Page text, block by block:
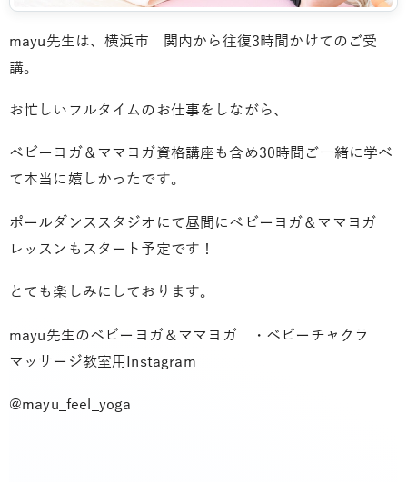
mayu先生は、横浜市 関内から往復3時間かけてのご受
講。
お忙しいフルタイムのお仕事をしながら、
ベビーヨガ＆ママヨガ資格講座も含め30時間ご一緒に学べ
て本当に嬉しかったです。
ポールダンススタジオにて昼間にベビーヨガ＆ママヨガ
レッスンもスタート予定です！
とても楽しみにしております。
mayu先生のベビーヨガ＆ママヨガ ・ベビーチャクラ
マッサージ教室用Instagram
@mayu_feel_yoga